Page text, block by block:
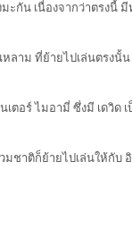
ะกัน เนื่องจากว่าตรงนี้
ลาม ที่ย้ายไปเล่นตรงนั้
ตอร์ ไมอามี่ ซึ่งมี เดวิ
าติก็ย้ายไปเล่นให้กับ